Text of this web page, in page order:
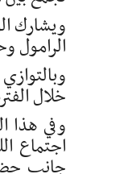
ويشارك
الرامول
خلال الفترة من 21 إلى 24 جوان 2026، في إطار تعزيز الدور
وفي هذا
اجتماع